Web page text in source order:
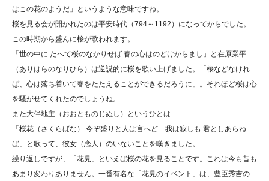
はこの花のようだ」というような意味ですね。
桜を見る会が開かれたのは平安時代（794～1192）になってからでした。
この時期から盛んに桜が歌われます。
「世の中に たへて桜のなかりせば 春の心はのどけからまし」と在原業平
（ありはらのなりひら）は逆説的に桜を歌い上げました。「桜などなけれ
ば、心は落ち着いて春をたたえることができるだろうに」。それほど桜は心
を騒がせてくれたのでしょうね。
また大伴地主（おおとものじぬし）というひとは
「桜花（さくらばな） 今ぞ盛りと人は言へど 我は寂しも 君としあらね
ば」と歌って、彼女（恋人）のいないことを嘆きました。
繰り返しですが、「花見」といえば桜の花を見ることです。これは今も昔も
あまり変わりありません。一番有名な「花見のイベント」は、豊臣秀吉の